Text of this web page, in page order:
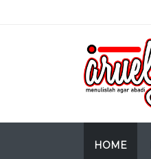
HOME